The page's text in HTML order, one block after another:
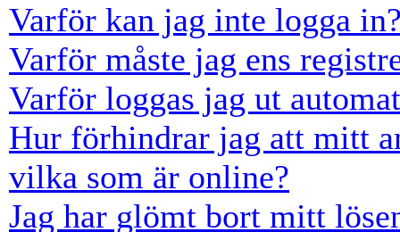
Varför kan jag inte logga
Varför måste jag ens
Varför loggas jag ut
Hur förhindrar jag att mitt
vilka som är online?
Jag har glömt bort mitt